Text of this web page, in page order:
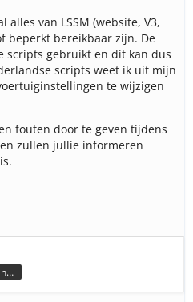
van LSSM (website, V3,
beperkt bereikbaar zijn. De
scripts gebruikt en dit kan dus
scripts weet ik uit mijn
te wijzigen
fouten door te geven tijdens
zullen jullie informeren
Adjunct-Hoofdcommandeur